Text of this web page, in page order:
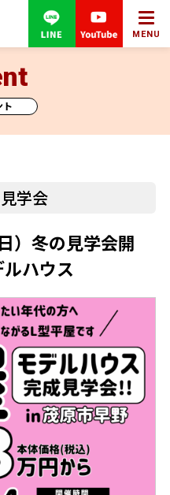
MENU
ト
学会
）冬の見学会開
ハウス